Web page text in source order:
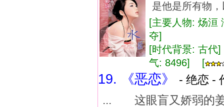
是他是所有物
[主要人物: 炀
夺]
[时代背景: 古
气: 8496] [
19. 《恶恋》
- 绝恋 -
... 这眼盲又娇弱的